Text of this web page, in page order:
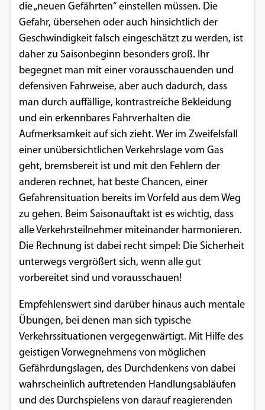
die „neuen Gefährten“ einstellen müssen. Die
Gefahr, übersehen oder auch hinsichtlich der
Geschwindigkeit falsch eingeschätzt zu werden, ist
daher zu Saisonbeginn besonders groß. Ihr
begegnet man mit einer vorausschauenden und
defensiven Fahrweise, aber auch dadurch, dass
man durch auffällige, kontrastreiche Bekleidung
und ein erkennbares Fahrverhalten die
Aufmerksamkeit auf sich zieht. Wer im Zweifelsfall
einer unübersichtlichen Verkehrslage vom Gas
geht, bremsbereit ist und mit den Fehlern der
anderen rechnet, hat beste Chancen, einer
Gefahrensituation bereits im Vorfeld aus dem Weg
zu gehen. Beim Saisonauftakt ist es wichtig, dass
alle Verkehrsteilnehmer miteinander harmonieren.
Die Rechnung ist dabei recht simpel: Die Sicherheit
unterwegs vergrößert sich, wenn alle gut
vorbereitet sind und vorausschauen!
Empfehlenswert sind darüber hinaus auch mentale
Übungen, bei denen man sich typische
Verkehrssituationen vergegenwärtigt. Mit Hilfe des
geistigen Vorwegnehmens von möglichen
Gefährdungslagen, des Durchdenkens von dabei
wahrscheinlich auftretenden Handlungsabläufen
und des Durchspielens von darauf reagierenden